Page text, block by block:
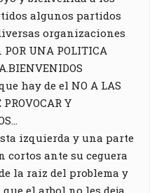
algunos partidos
organizaciones
UNA POLITICA
hay de el NO A LAS
Y
izquierda y una parte
cortos ante su ceguera
la raiz del problema y